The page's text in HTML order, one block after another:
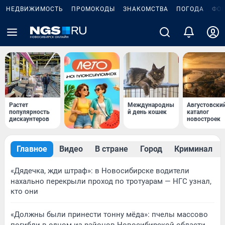
НЕДВИЖИМОСТЬ ПРОМОКОДЫ ЗНАКОМСТВА ПОГОДА
Растет
популярность
дискаунтеров
Международны
й день кошек
каталог
новостроек
Главное Видео В стране Город Криминал
«Дядечка, жди штраф»: в Новосибирске водители
нахально перекрыли проход по тротуарам — НГС узнал,
кто они
«Должны были принести тонну мёда»: пчелы массово